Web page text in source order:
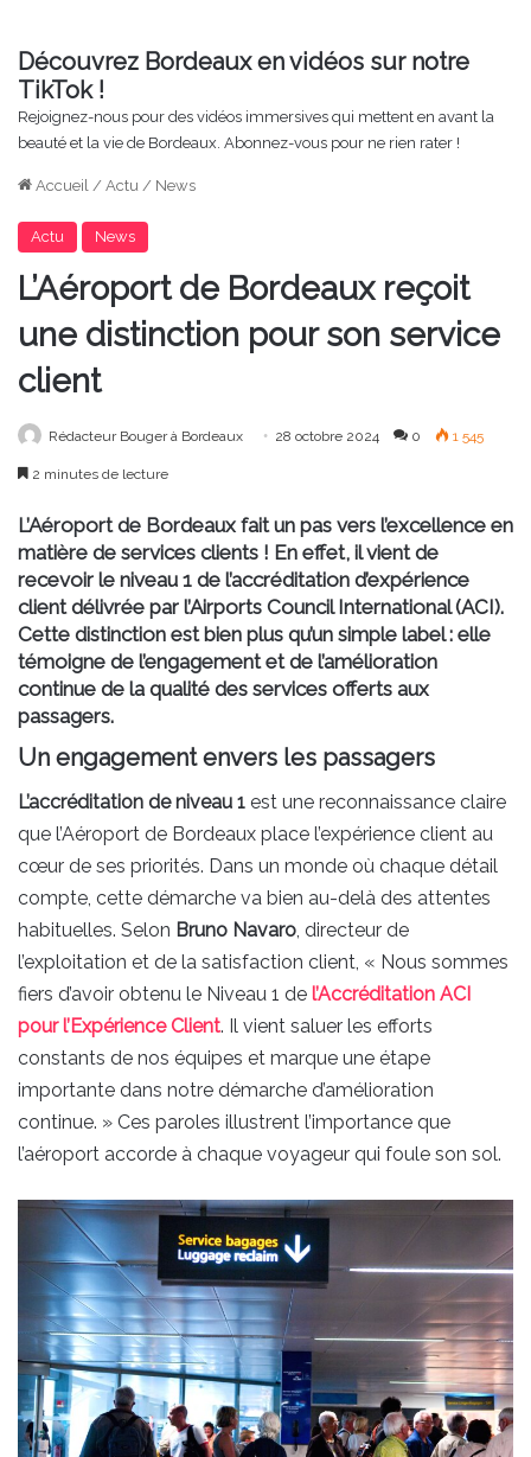
Découvrez Bordeaux en vidéos sur notre
TikTok !
Rejoignez-nous pour des vidéos immersives qui mettent en avant la
beauté et la vie de Bordeaux. Abonnez-vous pour ne rien rater !
Accueil / Actu / News
Actu News
L’Aéroport de Bordeaux reçoit
une distinction pour son service
client
Rédacteur Bouger à Bordeaux 28 octobre 2024 0 1 545
2 minutes de lecture
L’Aéroport de Bordeaux fait un pas vers l’excellence en
matière de services clients ! En effet, il vient de
recevoir le niveau 1 de l’accréditation d’expérience
client délivrée par l’Airports Council International (ACI).
Cette distinction est bien plus qu’un simple label : elle
témoigne de l’engagement et de l’amélioration
continue de la qualité des services offerts aux
passagers.
Un engagement envers les passagers
L’accréditation de niveau 1 est une reconnaissance claire
que l’Aéroport de Bordeaux place l’expérience client au
cœur de ses priorités. Dans un monde où chaque détail
compte, cette démarche va bien au-delà des attentes
habituelles. Selon Bruno Navaro, directeur de
l’exploitation et de la satisfaction client, « Nous sommes
fiers d’avoir obtenu le Niveau 1 de l’Accréditation ACI
pour l’Expérience Client. Il vient saluer les efforts
constants de nos équipes et marque une étape
importante dans notre démarche d’amélioration
continue. » Ces paroles illustrent l’importance que
l’aéroport accorde à chaque voyageur qui foule son sol.